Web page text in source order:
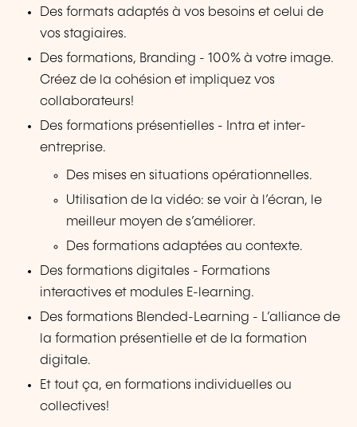
Des formats adaptés à vos besoins et celui de
vos stagiaires.
Des formations, Branding - 100% à votre image.
Créez de la cohésion et impliquez vos
collaborateurs!
Des formations présentielles - Intra et inter-
entreprise.
Des mises en situations opérationnelles.
Utilisation de la vidéo: se voir à l’écran, le
meilleur moyen de s’améliorer.
Des formations adaptées au contexte.
Des formations digitales - Formations
interactives et modules E-learning.
Des formations Blended-Learning - L’alliance de
la formation présentielle et de la formation
digitale.
Et tout ça, en formations individuelles ou
collectives!